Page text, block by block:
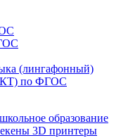
(лингафонный)
по ФГОС
образование
3D принтеры